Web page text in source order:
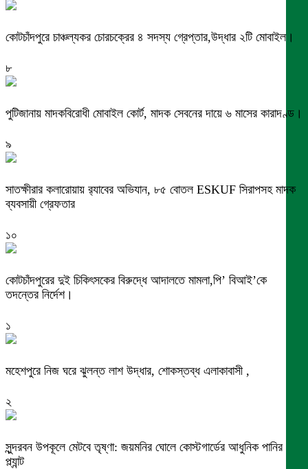
কোটচাঁদপুরে চাঞ্চল্যকর চোরচক্রের ৪ সদস্য গ্রেপ্তার,উদ্ধার ২টি মোবাইল।
৮
পুটিজানায় মাদকবিরোধী মোবাইল কোর্ট, মাদক সেবনের দায়ে ৬ মাসের কারাদণ্ড।
৯
সাতক্ষীরার কলারোয়ায় র‍্যাবের অভিযান, ৮৫ বোতল ESKUF সিরাপসহ মাদক
ব্যবসায়ী গ্রেফতার
১০
কোটচাঁদপুরের দুই চিকিৎসকের বিরুদ্ধে আদালতে মামলা,পি’ বিআই’কে
তদন্তের নির্দেশ।
১
মহেশপুরে নিজ ঘরে ঝুলন্ত লাশ উদ্ধার, শোকস্তব্ধ এলাকাবাসী ,
২
সুন্দরবন উপকূলে মেটবে তৃষ্ণা: জয়মনির ঘোলে কোস্টগার্ডের আধুনিক পানির
প্ল্যান্ট